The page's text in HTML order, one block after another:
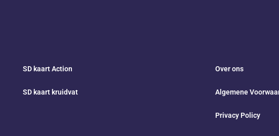
SD kaart Action
SD kaart kruidvat
Over ons
Algemene
Privacy Policy